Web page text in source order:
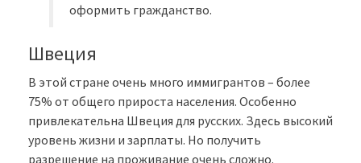
оформить гражданство.
Швеция
В этой стране очень много иммигрантов – более
75% от общего прироста населения. Особенно
привлекательна Швеция для русских. Здесь высокий
уровень жизни и зарплаты. Но получить
разрешение на проживание очень сложно.